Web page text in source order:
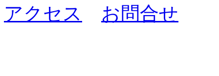
アクセス
お問合せ